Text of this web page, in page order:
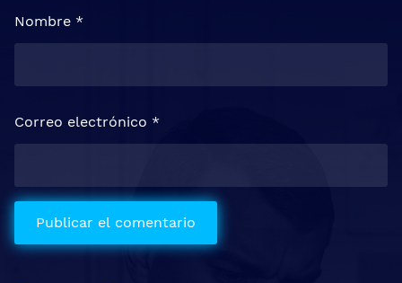
Nombre *
Correo electrónico *